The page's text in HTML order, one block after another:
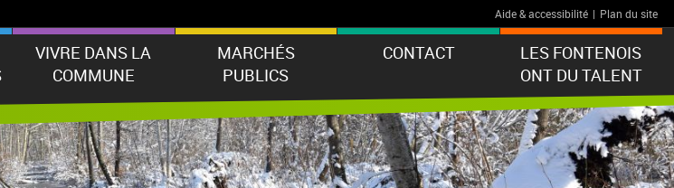
Aide & accessibilité | Plan du site
VIVRE DANS LA
COMMUNE
MARCHÉS
PUBLICS
CONTACT
LES FONTENOIS
ONT DU TALENT